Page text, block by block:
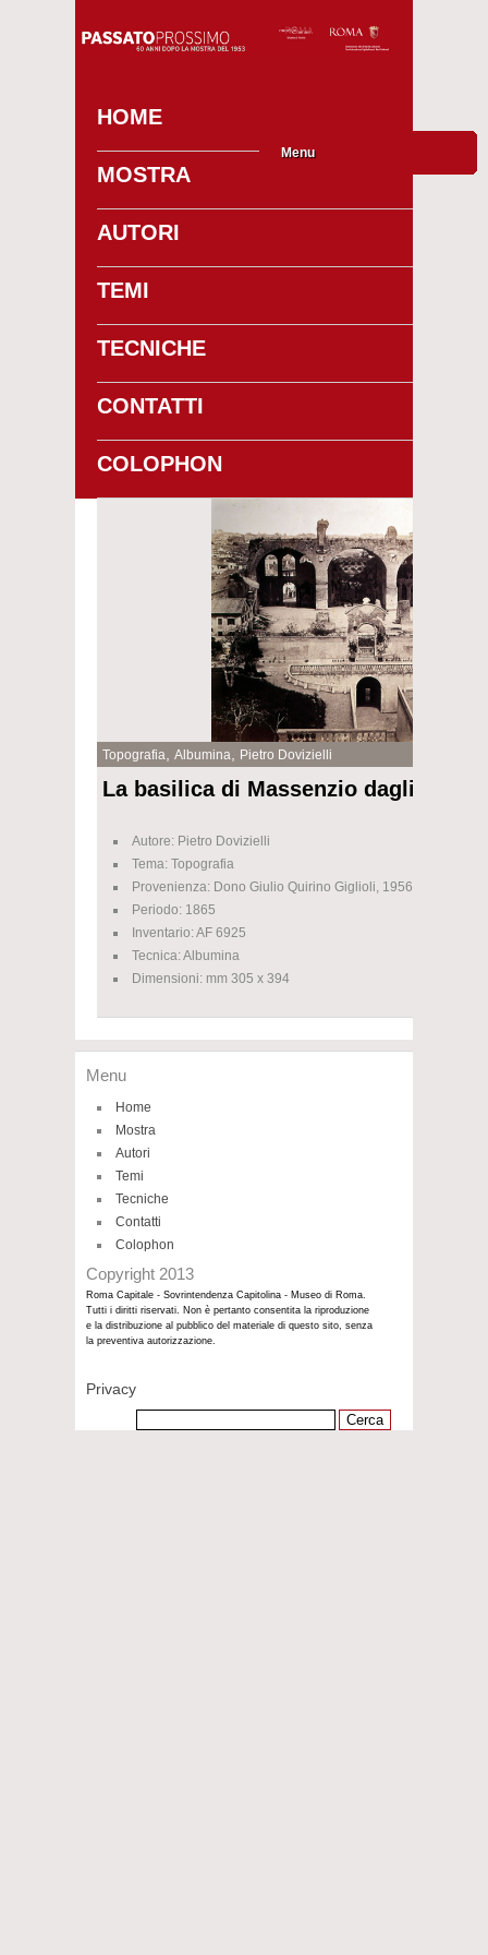
HOME
MOSTRA
AUTORI
TEMI
TECNICHE
CONTATTI
COLOPHON
Topografia Albumina Pietro Dovizielli
La basilica di Massenzio dagli Orti
Autore: Pietro Dovizielli
Tema: Topografia
Provenienza: Dono Giulio Quirino Giglioli, 1956 / 1958
Periodo: 1865
Inventario: AF 6925
Tecnica: Albumina
Dimensioni: mm 305 x 394
Menu
Home
Mostra
Autori
Temi
Tecniche
Contatti
Colophon
Copyright 2013
Roma Capitale - Sovrintendenza Capitolina - Museo di Roma.
Tutti i diritti riservati. Non è pertanto consentita la riproduzione
e la distribuzione al pubblico del materiale di questo sito, senza
la preventiva autorizzazione.
Privacy
Menu